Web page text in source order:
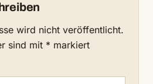
wird nicht veröffentlicht.
sind mit * markiert